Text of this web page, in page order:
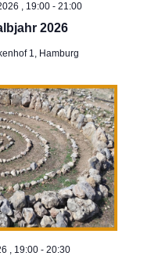
2026
, 19:00- 21:00
1, Hamburg
, 19:00- 20:30